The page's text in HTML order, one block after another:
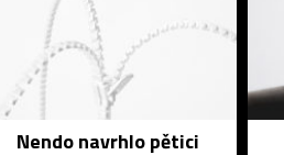
Nendo navrhlo pětici